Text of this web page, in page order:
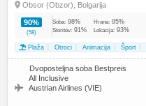
Obsor (Obzor), Bolgarija
90%
(58)
Soba: 98% Hrana: 95%
Storitev: 91% Lokacija: 93%
Plaža Otroci Animacija Šport
Dvoposteljna soba Bestpreis
All Inclusive
Austrian Airlines (VIE)